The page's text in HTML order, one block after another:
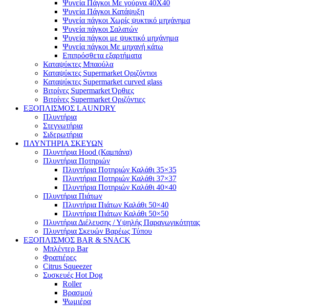
Ψυγεία Πάγκοι Με γούρνα 40Χ40
Ψυγεία Πάγκοι Κατάψυξη
Ψυγεία πάγκοι Χωρίς ψυκτικό μηχάνημα
Ψυγεία πάγκοι Σαλατών
Ψυγεία πάγκοι με ψυκτικό μηχάνημα
Ψυγεία πάγκοι Με μηχανή κάτω
Επιπρόσθετα εξαρτήματα
Καταψύκτες Μπαούλα
Καταψύκτες Supermarket Οριζόντιοι
Καταψύκτες Supermarket curved glass
Βιτρίνες Supermarket Όρθιες
Βιτρίνες Supermarket Οριζόντιες
ΕΞΟΠΛΙΣΜΟΣ LAUNDRY
Πλυντήρια
Στεγνωτήρια
Σιδερωτήρια
ΠΛΥΝΤΗΡΙΑ ΣΚΕΥΩΝ
Πλυντήρια Hood (Καμπάνα)
Πλυντήρια Ποτηριών
Πλυντήρια Ποτηριών Καλάθι 35×35
Πλυντήρια Ποτηριών Καλάθι 37×37
Πλυντήρια Ποτηριών Καλάθι 40×40
Πλυντήρια Πιάτων
Πλυντήρια Πιάτων Καλάθι 50×40
Πλυντήρια Πιάτων Καλάθι 50×50
Πλυντήρια Διέλευσης / Υψηλής Παραγωγικότητας
Πλυντήρια Σκευών Βαρέως Τύπου
ΕΞΟΠΛΙΣΜΟΣ BAR & SNACK
Μπλέντερ Bar
Φραπιέρες
Citrus Squeezer
Συσκευές Hot Dog
Roller
Βρασμού
Ψωμιέρα